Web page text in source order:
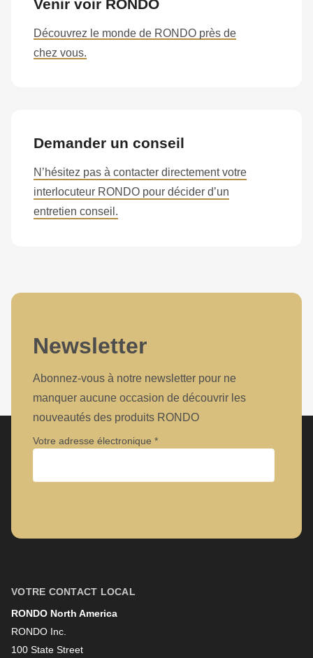
Venir voir RONDO
Découvrez le monde de RONDO près de
chez vous.
Demander un conseil
N’hésitez pas à contacter directement votre
interlocuteur RONDO pour décider d’un
entretien conseil.
Newsletter
Abonnez-vous à notre newsletter pour ne
manquer aucune occasion de découvrir les
nouveautés des produits RONDO
Votre adresse électronique
Nom
VOTRE CONTACT LOCAL
RONDO North America
RONDO Inc.
100 State Street